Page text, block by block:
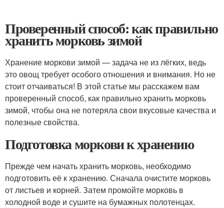
Проверенный способ: как правильно
хранить морковь зимой
Хранение моркови зимой — задача не из лёгких, ведь
это овощ требует особого отношения и внимания. Но не
стоит отчаиваться! В этой статье мы расскажем вам
проверенный способ, как правильно хранить морковь
зимой, чтобы она не потеряла свои вкусовые качества и
полезные свойства.
Подготовка моркови к хранению
Прежде чем начать хранить морковь, необходимо
подготовить её к хранению. Сначала очистите морковь
от листьев и корней. Затем промойте морковь в
холодной воде и сушите на бумажных полотенцах.